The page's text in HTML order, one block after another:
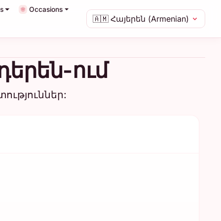
🇦🇲 Հայերեն (Armenian)
Occasions
ում